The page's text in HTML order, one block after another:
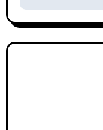
г
а